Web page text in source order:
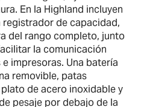
En la Highland incluyen
de capacidad,
del rango completo, junto
la comunicación
impresoras. Una batería
removible, patas
de acero inoxidable y
pesaje por debajo de la